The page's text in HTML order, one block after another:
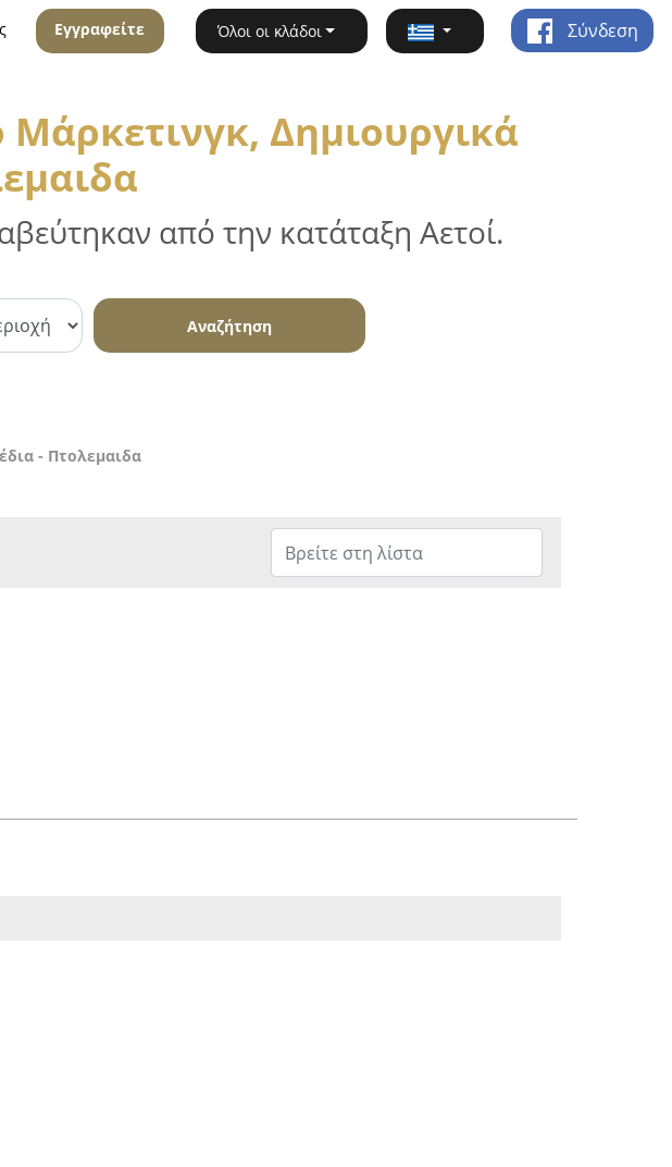
Εγγραφείτε Όλοι οι κλάδοι Σύνδεση
Δημιουργικά
από την κατάταξη Αετοί.
Αναζήτηση
- Πτολεμαιδα